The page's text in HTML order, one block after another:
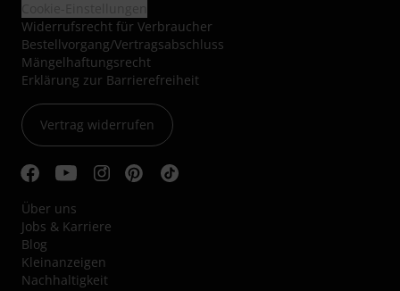
Widerrufsrecht für Verbraucher
Bestellvorgang/Vertragsabschluss
Mängelhaftungsrecht
Erklärung zur Barrierefreiheit
Vertrag widerrufen
Über uns
Jobs & Karriere
Blog
Kleinanzeigen
Nachhaltigkeit